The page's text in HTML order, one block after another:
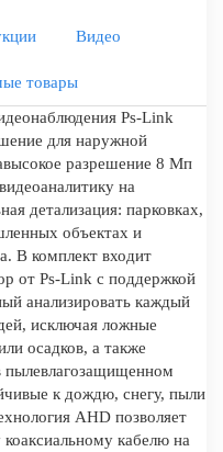
Видео
товары
Ps-Link
для наружной
разрешение 8 Мп
на
детализация: парковках,
объектах и
В комплект входит
от Ps-Link с поддержкой
анализировать каждый
исключая ложные
осадков, а также
к дождю, снегу, пыли
AHD позволяет
кабелю на